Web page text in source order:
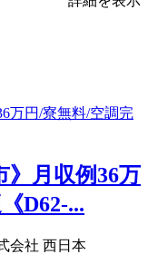
月収例36万
D62-...
会社 西日本